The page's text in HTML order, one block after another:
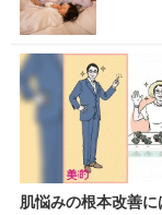
肌悩みの根本改善に